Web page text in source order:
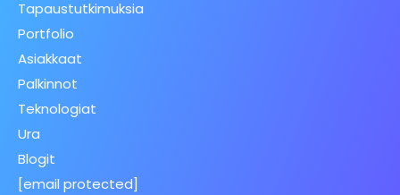
Tapaustutkimuksia
Portfolio
Asiakkaat
Palkinnot
Teknologiat
Ura
Blogit
[email protected]